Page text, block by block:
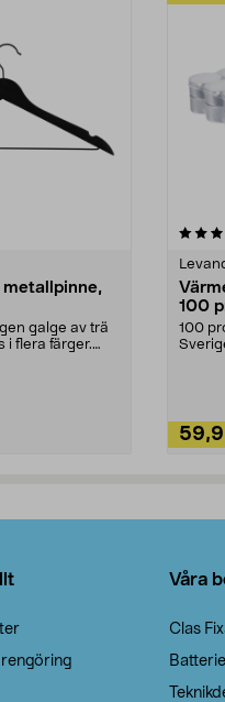
metallpinne,
galge av trä
i flera färger.
stjärnor
100
100
Våra
Clas